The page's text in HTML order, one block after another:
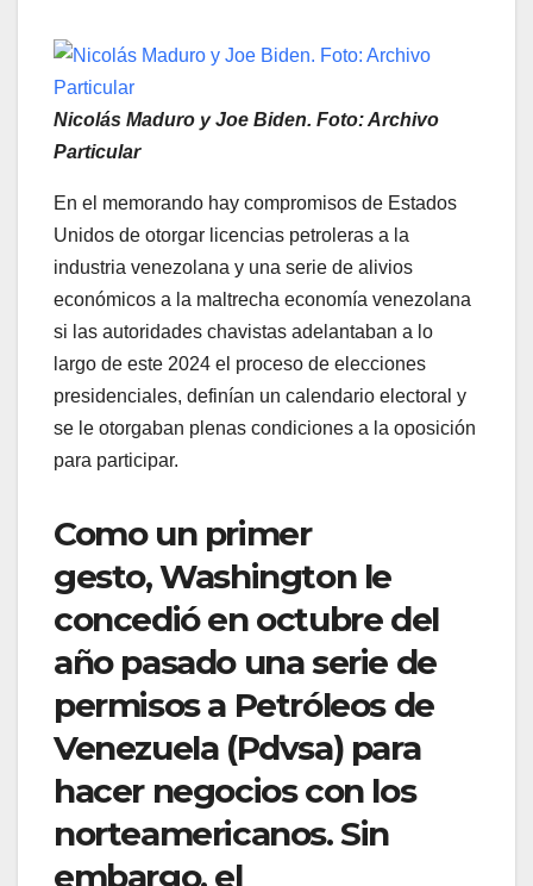
Nicolás Maduro y Joe Biden. Foto: Archivo
Particular
En el memorando hay compromisos de Estados
Unidos de otorgar licencias petroleras a la
industria venezolana y una serie de alivios
económicos a la maltrecha economía venezolana
si las autoridades chavistas adelantaban a lo
largo de este 2024 el proceso de elecciones
presidenciales, definían un calendario electoral y
se le otorgaban plenas condiciones a la oposición
para participar.
Como un primer
gesto, Washington le
concedió en octubre del
año pasado una serie de
permisos a Petróleos de
Venezuela (Pdvsa) para
hacer negocios con los
norteamericanos. Sin
embargo, el